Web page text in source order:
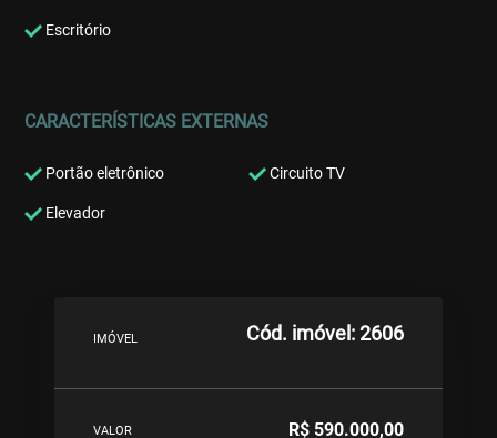
Escritório
CARACTERÍSTICAS EXTERNAS
Portão eletrônico Circuito TV
Elevador
IMÓVEL Cód. imóvel: 2606
VALOR R$ 590.000,00